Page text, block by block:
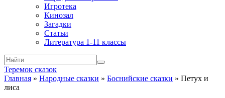
Игротека
Кинозал
Загадки
Статьи
Литература 1-11 классы
Теремок сказок
Главная » Народные сказки » Боснийские сказки » Петух и
лиса